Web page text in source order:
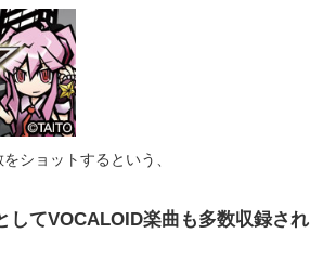
ショットするという、
してVOCALOID楽曲も多数収録され